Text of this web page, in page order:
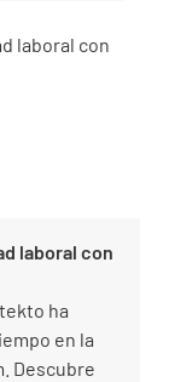
los
laboral con
ha
en la
Descubre